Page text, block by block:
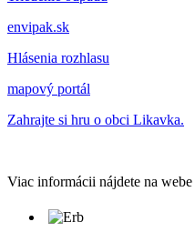
envipak.sk
Hlásenia rozhlasu
mapový portál
Zahrajte si hru o obci Likavka.
Viac informácii nájdete na webe